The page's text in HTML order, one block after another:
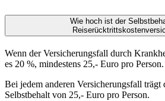
Wie hoch ist der
Wenn der Versicherungsfall durch
es 20 %, mindestens 25,- Euro pro Person.
Bei jedem anderen Versicherungsfall trägt
Selbstbehalt von 25,- Euro pro Person.